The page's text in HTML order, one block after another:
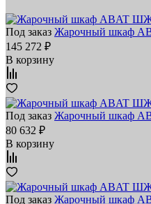
Под заказ Жарочный шкаф
145 272 ₽
В корзину
Под заказ Жарочный шкаф
80 632 ₽
В корзину
Под заказ Жарочный шкаф